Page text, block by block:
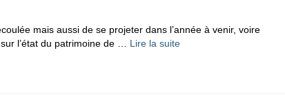
mais aussi de se projeter dans l’année à venir, voire
l’état du patrimoine de … Lire la suite­­